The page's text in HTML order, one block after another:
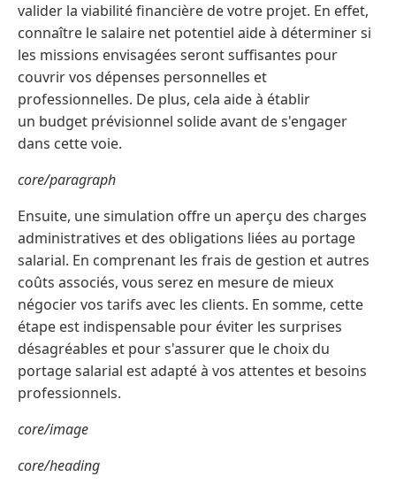
valider la viabilité financière de votre projet. En effet,
connaître le salaire net potentiel aide à déterminer si
les missions envisagées seront suffisantes pour
couvrir vos dépenses personnelles et
professionnelles. De plus, cela aide à établir
un budget prévisionnel solide avant de s'engager
dans cette voie.
core/paragraph
Ensuite, une simulation offre un aperçu des charges
administratives et des obligations liées au portage
salarial. En comprenant les frais de gestion et autres
coûts associés, vous serez en mesure de mieux
négocier vos tarifs avec les clients. En somme, cette
étape est indispensable pour éviter les surprises
désagréables et pour s'assurer que le choix du
portage salarial est adapté à vos attentes et besoins
professionnels.
core/image
core/heading